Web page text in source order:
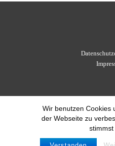
Wir benutzen Cookies
der Webseite zu
stimmst